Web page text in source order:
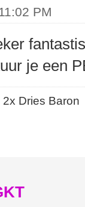
PM
je een
2x Dries Baron